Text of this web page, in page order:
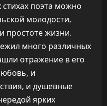
поэта можно
молодости,
простоте жизни.
много различных
отражение в его
и
и душевные
ярких